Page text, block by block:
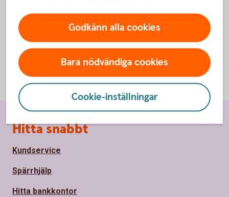
Här hittar du fler frågor och
Godkänn alla cookies
Bara nödvändiga cookies
Cookie-inställningar
Sidfot
Hitta snabbt
Kundservice
Spärrhjälp
Hitta bankkontor